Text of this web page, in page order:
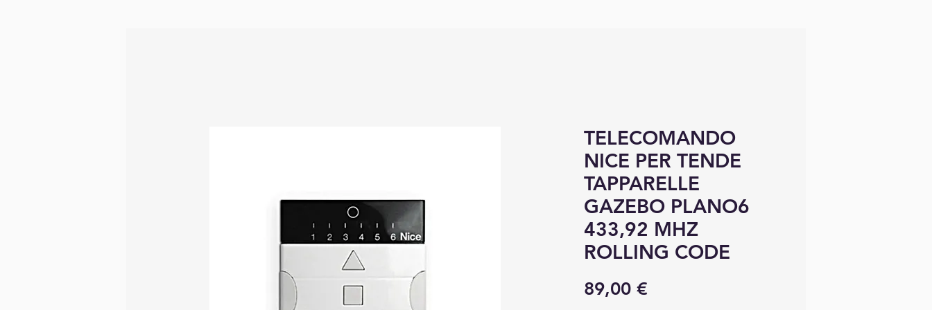
TELECOMANDO
NICE PER TENDE
TAPPARELLE
GAZEBO PLANO6
433,92 MHZ
ROLLING CODE
89,00 €